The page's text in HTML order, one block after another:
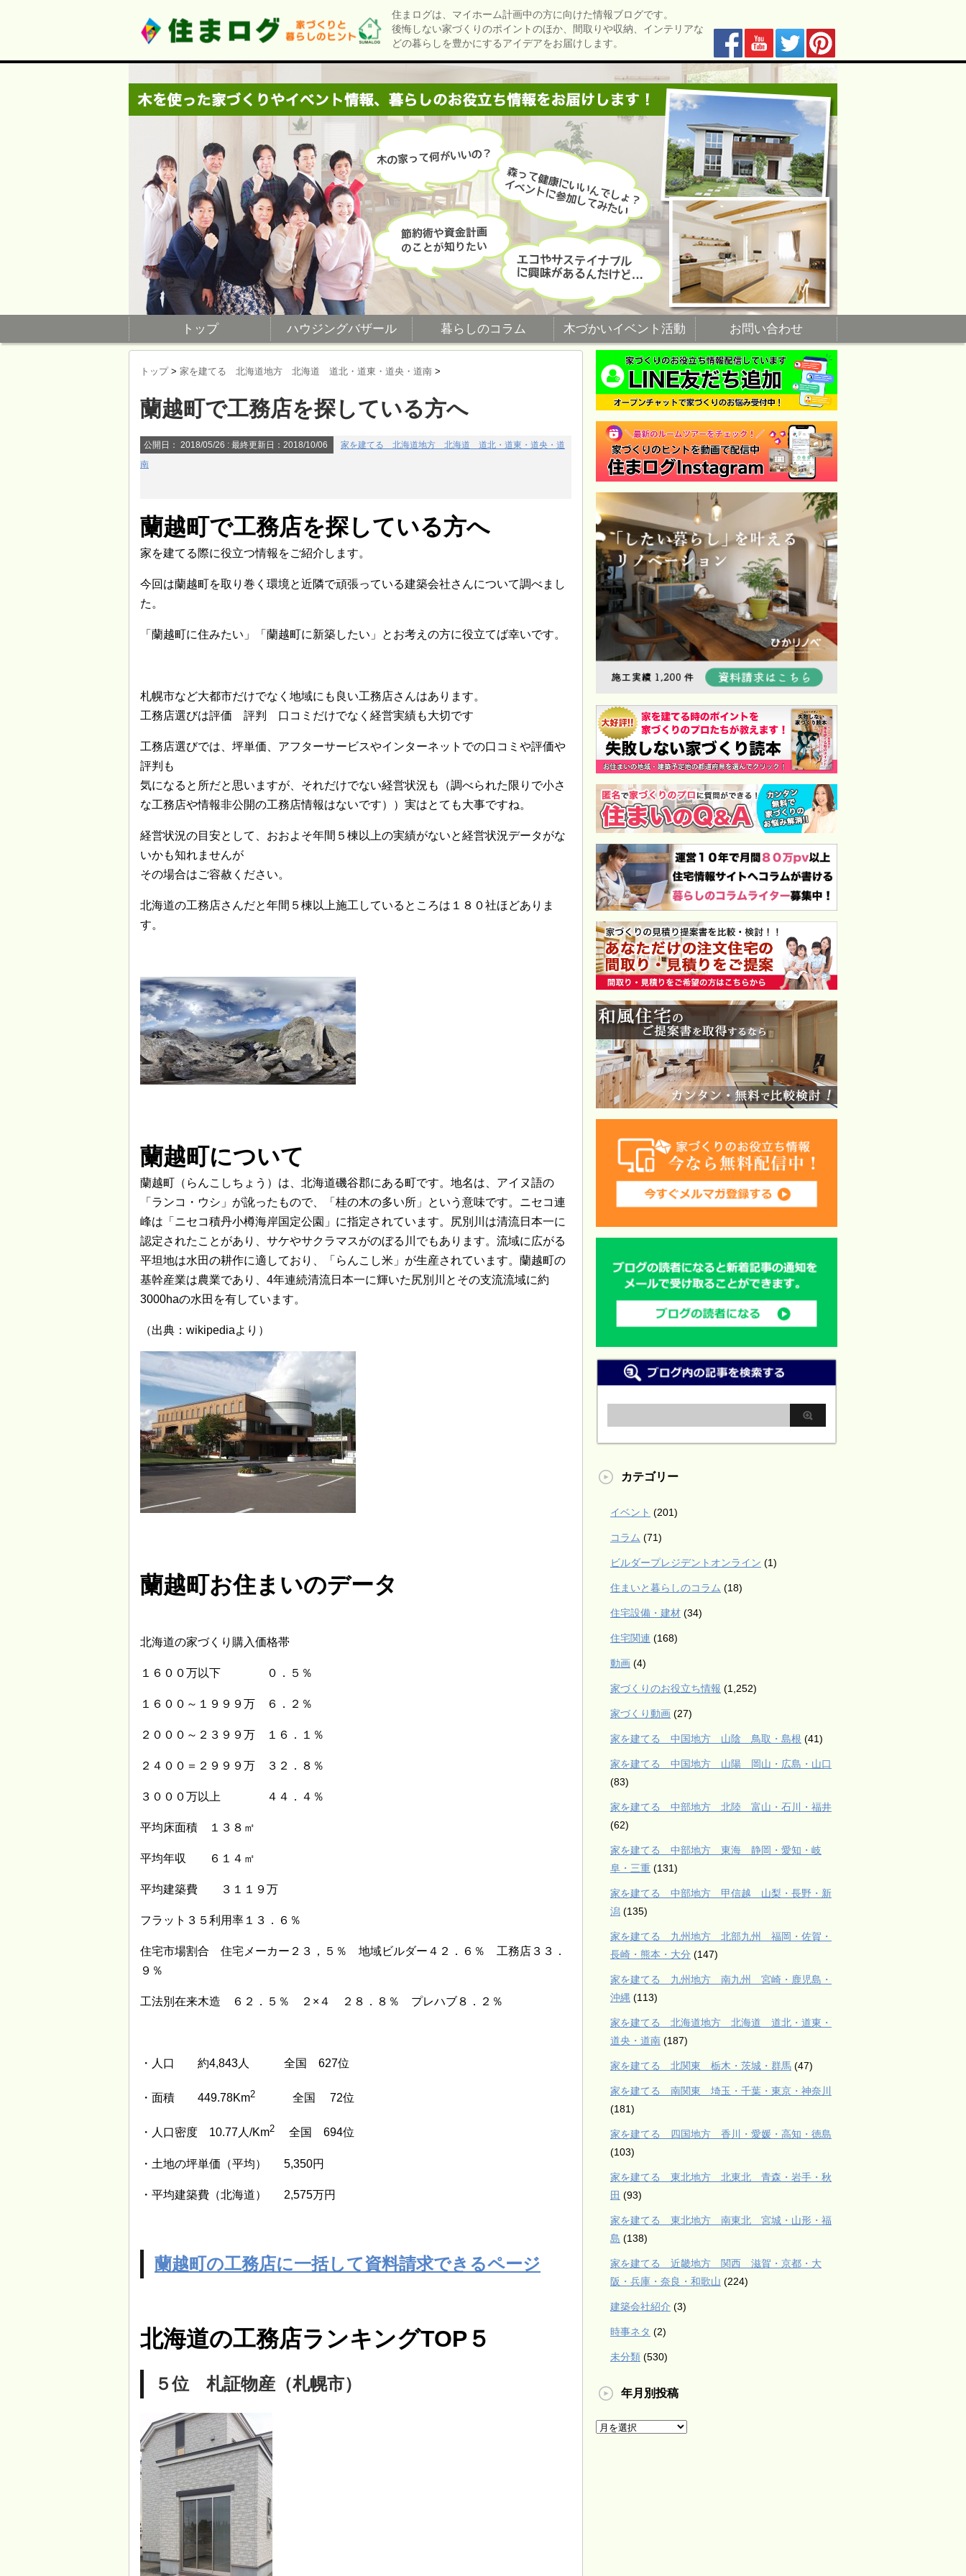
住まログは、マイホーム計画中の方に向けた情報ブログです。
後悔しない家づくりのポイントのほか、間取りや収納、インテリアな
どの暮らしを豊かにするアイデアをお届けします。
トップ ハウジングバザール 暮らしのコラム 木づかいイベント活動 お問い合わせ
トップ > 家を建てる 北海道地方 北海道 道北・道東・道央・道南 >
蘭越町で工務店を探している方へ
公開日： 2018/05/26 : 最終更新日：2018/10/06
家を建てる 北海道地方 北海道 道北・道東・道央・道
南
蘭越町で工務店を探している方へ
家を建てる際に役立つ情報をご紹介します。
今回は蘭越町を取り巻く環境と近隣で頑張っている建築会社さんについて調べまし
た。
「蘭越町に住みたい」「蘭越町に新築したい」とお考えの方に役立てば幸いです。
札幌市など大都市だけでなく地域にも良い工務店さんはあります。
工務店選びは評価 評判 口コミだけでなく経営実績も大切です
工務店選びでは、坪単価、アフターサービスやインターネットでの口コミや評価や
評判も
気になると所だと思いますが、それだけでない経営状況も（調べられた限りで小さ
な工務店や情報非公開の工務店情報はないです））実はとても大事ですね。
経営状況の目安として、おおよそ年間５棟以上の実績がないと経営状況データがな
いかも知れませんが
その場合はご容赦ください。
北海道の工務店さんだと年間５棟以上施工しているところは１８０社ほどありま
す。
蘭越町について
蘭越町（らんこしちょう）は、北海道磯谷郡にある町です。地名は、アイヌ語の
「ランコ・ウシ」が訛ったもので、「桂の木の多い所」という意味です。ニセコ連
峰は「ニセコ積丹小樽海岸国定公園」に指定されています。尻別川は清流日本一に
認定されたことがあり、サケやサクラマスがのぼる川でもあります。流域に広がる
平坦地は水田の耕作に適しており、「らんこし米」が生産されています。蘭越町の
基幹産業は農業であり、4年連続清流日本一に輝いた尻別川とその支流流域に約
3000haの水田を有しています。
（出典：wikipediaより）
蘭越町お住まいのデータ
北海道の家づくり購入価格帯
１６００万以下 ０．５％
１６００～１９９９万 ６．２％
２０００～２３９９万 １６．１％
２４００＝２９９９万 ３２．８％
３０００万以上 ４４．４％
平均床面積 １３８㎡
平均年収 ６１４㎡
平均建築費 ３１１９万
フラット３５利用率１３．６％
住宅市場割合 住宅メーカー２３，５％ 地域ビルダー４２．６％ 工務店３３．
９％
工法別在来木造 ６２．５％ ２×４ ２８．８％ プレハブ８．２％
・人口 約4,843人 全国 627位
・面積 449.78Km2 全国 72位
・人口密度 10.77人/Km2 全国 694位
・土地の坪単価（平均） 5,350円
・平均建築費（北海道） 2,575万円
蘭越町の工務店に一括して資料請求できるページ
北海道の工務店ランキングTOP５
５位 札証物産（札幌市）
カテゴリー
イベント (201)
コラム (71)
ビルダープレジデントオンライン (1)
住まいと暮らしのコラム (18)
住宅設備・建材 (34)
住宅関連 (168)
動画 (4)
家づくりのお役立ち情報 (1,252)
家づくり動画 (27)
家を建てる 中国地方 山陰 鳥取・島根 (41)
家を建てる 中国地方 山陽 岡山・広島・山口
(83)
家を建てる 中部地方 北陸 富山・石川・福井
(62)
家を建てる 中部地方 東海 静岡・愛知・岐
阜・三重 (131)
家を建てる 中部地方 甲信越 山梨・長野・新
潟 (135)
家を建てる 九州地方 北部九州 福岡・佐賀・
長崎・熊本・大分 (147)
家を建てる 九州地方 南九州 宮崎・鹿児島・
沖縄 (113)
家を建てる 北海道地方 北海道 道北・道東・
道央・道南 (187)
家を建てる 北関東 栃木・茨城・群馬 (47)
家を建てる 南関東 埼玉・千葉・東京・神奈川
(181)
家を建てる 四国地方 香川・愛媛・高知・徳島
(103)
家を建てる 東北地方 北東北 青森・岩手・秋
田 (93)
家を建てる 東北地方 南東北 宮城・山形・福
島 (138)
家を建てる 近畿地方 関西 滋賀・京都・大
阪・兵庫・奈良・和歌山 (224)
建築会社紹介 (3)
時事ネタ (2)
未分類 (530)
年月別投稿